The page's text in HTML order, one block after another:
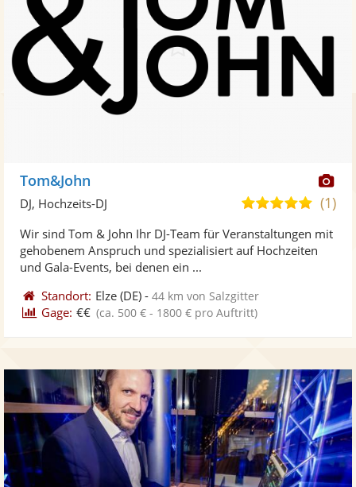
Tom&John
5,0
5
(1)
DJ, Hochzeits-DJ
Wir sind Tom & John Ihr DJ-Team für Veranstaltungen mit
gehobenem Anspruch und spezialisiert auf Hochzeiten
und Gala-Events, bei denen ein ...
Standort: Elze (DE) -44 km von Salzgitter
Gage: €€ (ca. 500 € - 1800 € pro Auftritt)